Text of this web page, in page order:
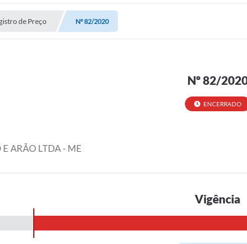
de Preço Nº 82/2020
Nº 82/
ENCERRADO
ARÃO LTDA - ME
Vigência